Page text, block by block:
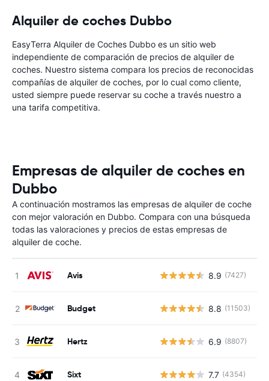
Alquiler de coches Dubbo
EasyTerra Alquiler de Coches Dubbo es un sitio web
independiente de comparación de precios de alquiler de
coches. Nuestro sistema compara los precios de reconocidas
compañías de alquiler de coches, por lo cual como cliente,
usted siempre puede reservar su coche a través nuestro a
una tarifa competitiva.
Empresas de alquiler de coches en
Dubbo
A continuación mostramos las empresas de alquiler de coche
con mejor valoración en Dubbo. Compara con una búsqueda
todas las valoraciones y precios de estas empresas de
alquiler de coche.
Avis 8.9 (7427)
Budget 8.8 (11503)
Hertz 6.9 (8807)
Sixt 7.7 (4354)